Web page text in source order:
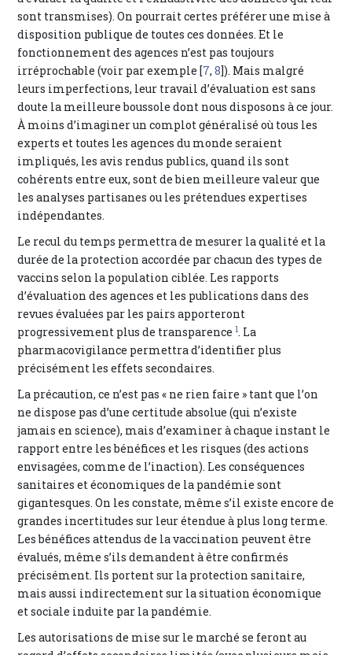
sont transmises). On pourrait certes préférer une mise à
disposition publique de toutes ces données. Et le
fonctionnement des agences n’est pas toujours
irréprochable (voir par exemple [7,8]). Mais malgré
leurs imperfections, leur travail d’évaluation est sans
doute la meilleure boussole dont nous disposons à ce jour.
À moins d’imaginer un complot généralisé où tous les
experts et toutes les agences du monde seraient
impliqués, les avis rendus publics, quand ils sont
cohérents entre eux, sont de bien meilleure valeur que
les analyses partisanes ou les prétendues expertises
indépendantes.
Le recul du temps permettra de mesurer la qualité et la
durée de la protection accordée par chacun des types de
vaccins selon la population ciblée. Les rapports
d’évaluation des agences et les publications dans des
revues évaluées par les pairs apporteront
progressivement plus de transparence 1. La
pharmacovigilance permettra d’identifier plus
précisément les effets secondaires.
La précaution, ce n’est pas « ne rien faire » tant que l’on
ne dispose pas d’une certitude absolue (qui n’existe
jamais en science), mais d’examiner à chaque instant le
rapport entre les bénéfices et les risques (des actions
envisagées, comme de l’inaction). Les conséquences
sanitaires et économiques de la pandémie sont
gigantesques. On les constate, même s’il existe encore de
grandes incertitudes sur leur étendue à plus long terme.
Les bénéfices attendus de la vaccination peuvent être
évalués, même s’ils demandent à être confirmés
précisément. Ils portent sur la protection sanitaire,
mais aussi indirectement sur la situation économique
et sociale induite par la pandémie.
Les autorisations de mise sur le marché se feront au